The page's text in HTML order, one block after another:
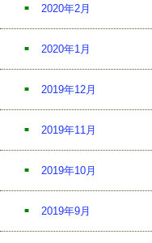
2020年2月
2020年1月
2019年12月
2019年11月
2019年10月
2019年9月